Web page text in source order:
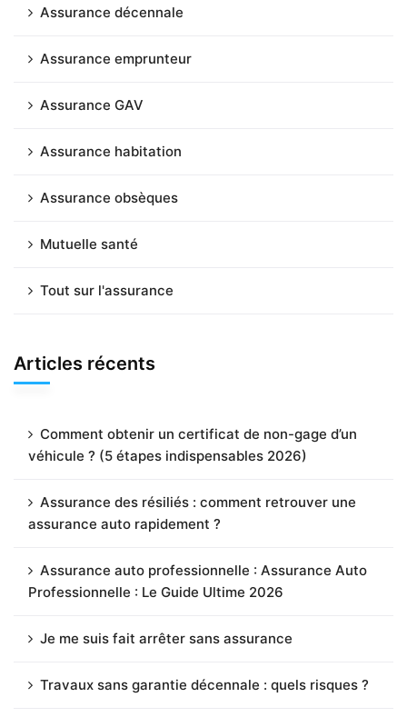
Assurance décennale
Assurance emprunteur
Assurance GAV
Assurance habitation
Assurance obsèques
Mutuelle santé
Tout sur l'assurance
Articles récents
Comment obtenir un certificat de non-gage d’un
véhicule ? (5 étapes indispensables 2026)
Assurance des résiliés : comment retrouver une
assurance auto rapidement ?
Assurance auto professionnelle : Assurance Auto
Professionnelle : Le Guide Ultime 2026
Je me suis fait arrêter sans assurance
Travaux sans garantie décennale : quels risques ?